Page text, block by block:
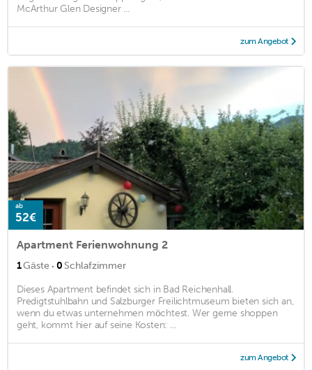
McArthur Glen Designer ...
zum Angebot
ab
52€
Apartment Ferienwohnung 2
1Gäste · 0 Schlafzimmer
Dieses Apartment befindet sich in Bad Reichenhall.
Predigtstuhlbahn und Salzburger Freilichtmuseum bieten sich an,
wenn du etwas unternehmen möchtest. Wer gerne shoppen
geht, kommt hier auf seine Kosten: ...
zum Angebot